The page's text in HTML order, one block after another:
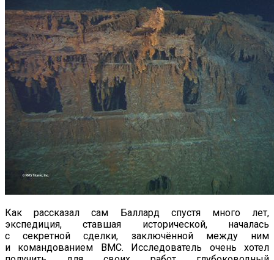
Как рассказал сам Баллард спустя много лет,
экспедиция, ставшая исторической, началась
с секретной сделки, заключённой между ним
и командованием ВМС. Исследователь очень хотел